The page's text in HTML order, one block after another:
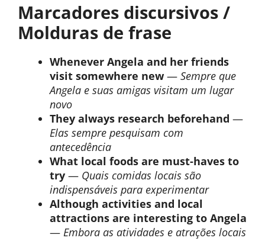
Marcadores discursivos /
Molduras de frase
Whenever Angela and her friends
visit somewhere new — Sempre que
Angela e suas amigas visitam um lugar
novo
They always research beforehand —
Elas sempre pesquisam com
antecedência
What local foods are must-haves to
try — Quais comidas locais são
indispensáveis para experimentar
Although activities and local
attractions are interesting to Angela
— Embora as atividades e atrações locais